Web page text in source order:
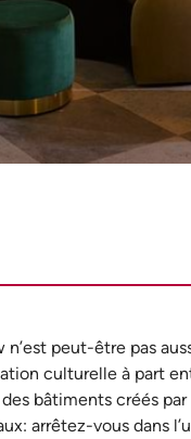
n’est peut-être pas
culturelle à part
bâtiments créés
arrêtez-vous dans